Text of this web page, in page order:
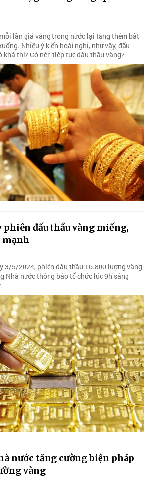
lần giá vàng trong nước lại tăng thêm bất
Nhiều ý kiến hoài nghi, như vậy, đấu
khả thi? Có nên tiếp tục đấu thầu vàng?
phiên đấu thầu vàng miếng,
mạnh
3/5/2024, phiên đấu thầu 16.800 lượng vàng
Nhà nước thông báo tổ chức lúc 9h sáng
nước tăng cường biện pháp
vàng